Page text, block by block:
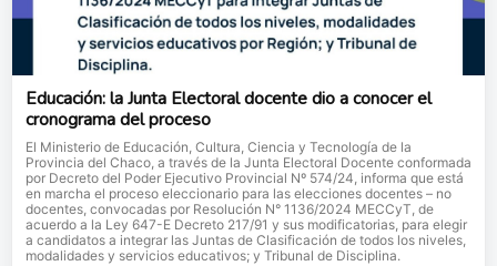
Educación: la Junta Electoral docente dio a conocer el
cronograma del proceso
El Ministerio de Educación, Cultura, Ciencia y Tecnología de la
Provincia del Chaco, a través de la Junta Electoral Docente conformada
por Decreto del Poder Ejecutivo Provincial Nº 574/24, informa que está
en marcha el proceso eleccionario para las elecciones docentes – no
docentes, convocadas por Resolución N° 1136/2024 MECCyT, de
acuerdo a la Ley 647-E Decreto 217/91 y sus modificatorias, para elegir
a candidatos a integrar las Juntas de Clasificación de todos los niveles,
modalidades y servicios educativos; y Tribunal de Disciplina.